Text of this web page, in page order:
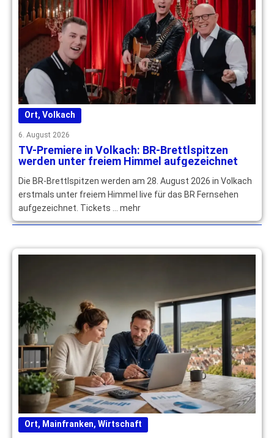
Ort, Volkach
6. August 2026
TV-Premiere in Volkach: BR-Brettlspitzen
werden unter freiem Himmel aufgezeichnet
Die BR-Brettlspitzen werden am 28. August 2026 in Volkach
erstmals unter freiem Himmel live für das BR Fernsehen
aufgezeichnet. Tickets … mehr
Ort, Mainfranken, Wirtschaft